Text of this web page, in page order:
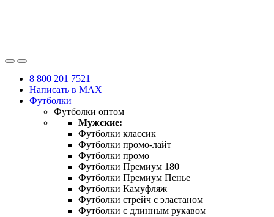
8 800 201 7521
Написать в MAX
Футболки
Футболки оптом
Мужские:
Футболки классик
Футболки промо-лайт
Футболки промо
Футболки Премиум 180
Футболки Премиум Пенье
Футболки Камуфляж
Футболки стрейч с эластаном
Футболки с длинным рукавом